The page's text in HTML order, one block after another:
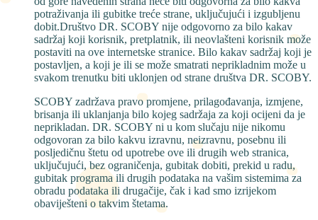
potraživanja ili gubitke treće strane, uključujući i izgubljenu
dobit.Društvo DR. SCOBY nije odgovorno za bilo kakav
sadržaj koji korisnik, pretplatnik, ili neovlašteni korisnik može
postaviti na ove internetske stranice. Bilo kakav sadržaj koji je
postavljen, a koji je ili se može smatrati neprikladnim može u
svakom trenutku biti uklonjen od strane društva DR. SCOBY.
SCOBY zadržava pravo promjene, prilagođavanja, izmjene,
brisanja ili uklanjanja bilo kojeg sadržaja za koji ocijeni da je
neprikladan. DR. SCOBY ni u kom slučaju nije nikomu
odgovoran za bilo kakvu izravnu, neizravnu, posebnu ili
posljedičnu štetu od upotrebe ove ili drugih web stranica,
uključujući, bez ograničenja, gubitak dobiti, prekid u radu,
gubitak programa ili drugih podataka na vašim sistemima za
obradu podataka ili drugačije, čak i kad smo izrijekom
obaviješteni o takvim štetama.